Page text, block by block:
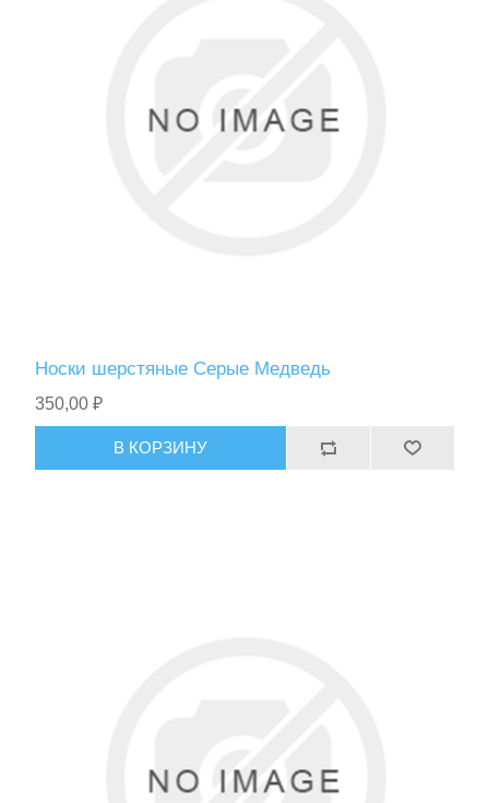
Носки шерстяные Серые Медведь
350,00 ₽
В КОРЗИНУ